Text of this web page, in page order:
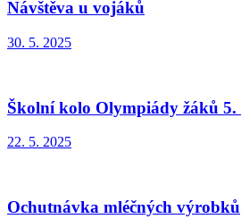
Návštěva u vojáků
30. 5. 2025
Školní kolo Olympiády žáků
22. 5. 2025
Ochutnávka mléčných výrobků